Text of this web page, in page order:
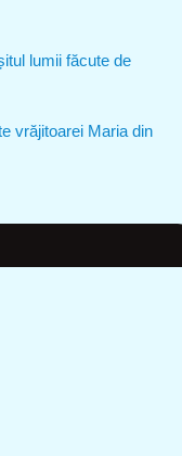
lumii făcute de
vrăjitoarei Maria din